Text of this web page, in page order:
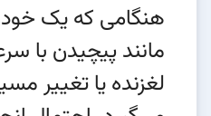
هنگامی که یک
مانند پیچیدن با
لغزنده یا تغییر